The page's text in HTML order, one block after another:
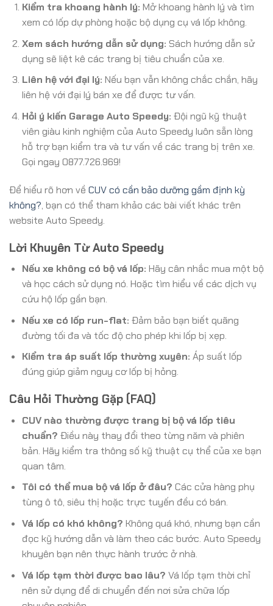
Kiểm tra khoang hành lý: Mở khoang hành lý và tìm
xem có lốp dự phòng hoặc bộ dụng cụ vá lốp không.
Xem sách hướng dẫn sử dụng: Sách hướng dẫn sử
dụng sẽ liệt kê các trang bị tiêu chuẩn của xe.
Liên hệ với đại lý: Nếu bạn vẫn không chắc chắn, hãy
liên hệ với đại lý bán xe để được tư vấn.
Hỏi ý kiến Garage Auto Speedy: Đội ngũ kỹ thuật
viên giàu kinh nghiệm của Auto Speedy luôn sẵn lòng
hỗ trợ bạn kiểm tra và tư vấn về các trang bị trên xe.
Gọi ngay 0877.726.969!
Để hiểu rõ hơn về CUV có cần bảo dưỡng gầm định kỳ
không?, bạn có thể tham khảo các bài viết khác trên
website Auto Speedy.
Lời Khuyên Từ Auto Speedy
Nếu xe không có bộ vá lốp: Hãy cân nhắc mua một bộ
và học cách sử dụng nó. Hoặc tìm hiểu về các dịch vụ
cứu hộ lốp gần bạn.
Nếu xe có lốp run-flat: Đảm bảo bạn biết quãng
đường tối đa và tốc độ cho phép khi lốp bị xẹp.
Kiểm tra áp suất lốp thường xuyên: Áp suất lốp
đúng giúp giảm nguy cơ lốp bị hỏng.
Câu Hỏi Thường Gặp (FAQ)
CUV nào thường được trang bị bộ vá lốp tiêu
chuẩn? Điều này thay đổi theo từng năm và phiên
bản. Hãy kiểm tra thông số kỹ thuật cụ thể của xe bạn
quan tâm.
Tôi có thể mua bộ vá lốp ở đâu? Các cửa hàng phụ
tùng ô tô, siêu thị hoặc trực tuyến đều có bán.
Vá lốp có khó không? Không quá khó, nhưng bạn cần
đọc kỹ hướng dẫn và làm theo các bước. Auto Speedy
khuyên bạn nên thực hành trước ở nhà.
Vá lốp tạm thời được bao lâu? Vá lốp tạm thời chỉ
nên sử dụng để di chuyển đến nơi sửa chữa lốp